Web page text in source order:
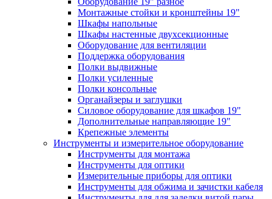
Монтажные стойки и кронштейны 19"
Шкафы напольные
Шкафы настенные двухсекционные
Оборудование для вентиляции
Поддержка оборудования
Полки выдвижные
Полки усиленные
Полки консольные
Органайзеры и заглушки
Силовое оборудование для шкафов 19"
Дополнительные направляющие 19"
Крепежные элементы
Инструменты и измерительное оборудование
Инструменты для монтажа
Инструменты для оптики
Измерительные приборы для оптики
Инструменты для обжима и зачистки кабеля